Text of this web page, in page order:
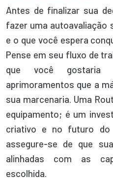
Antes de finalizar sua
fazer uma autoavaliação
e o que você espera
Pense em seu fluxo de
que você
aprimoramentos que a
sua marcenaria. Uma
equipamento; é um
criativo e no futuro do
assegure-se de que
alinhadas com as
escolhida.